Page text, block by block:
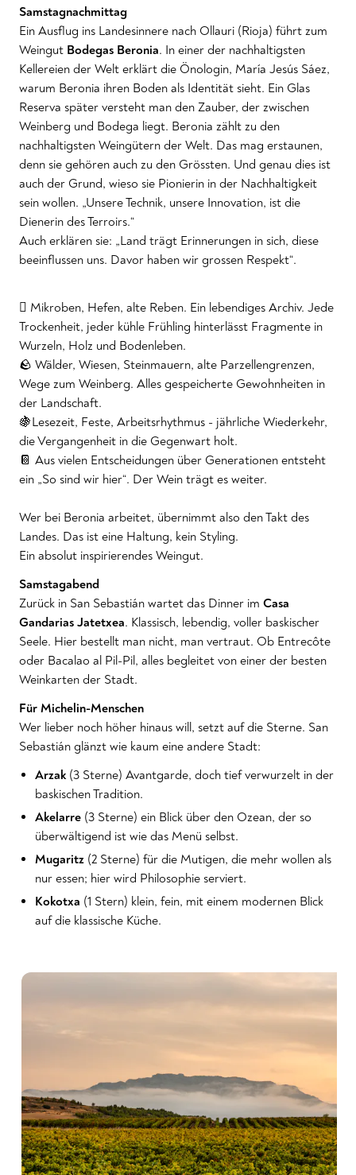
Samstagnachmittag
Ein Ausflug ins Landesinnere nach Ollauri (Rioja) führt zum
Weingut Bodegas Beronia. In einer der nachhaltigsten
Kellereien der Welt erklärt die Önologin, María Jesús Sáez,
warum Beronia ihren Boden als Identität sieht. Ein Glas
Reserva später versteht man den Zauber, der zwischen
Weinberg und Bodega liegt. Beronia zählt zu den
nachhaltigsten Weingütern der Welt. Das mag erstaunen,
denn sie gehören auch zu den Grössten. Und genau dies ist
auch der Grund, wieso sie Pionierin in der Nachhaltigkeit
sein wollen. „Unsere Technik, unsere Innovation, ist die
Dienerin des Terroirs.“
Auch erklären sie: „Land trägt Erinnerungen in sich, diese
beeinflussen uns. Davor haben wir grossen Respekt“.
🪾 Mikroben, Hefen, alte Reben. Ein lebendiges Archiv. Jede
Trockenheit, jeder kühle Frühling hinterlässt Fragmente in
Wurzeln, Holz und Bodenleben.
🪨 Wälder, Wiesen, Steinmauern, alte Parzellengrenzen,
Wege zum Weinberg. Alles gespeicherte Gewohnheiten in
der Landschaft.
🍇Lesezeit, Feste, Arbeitsrhythmus - jährliche Wiederkehr,
die Vergangenheit in die Gegenwart holt.
📔 Aus vielen Entscheidungen über Generationen entsteht
ein „So sind wir hier“. Der Wein trägt es weiter.
Wer bei Beronia arbeitet, übernimmt also den Takt des
Landes. Das ist eine Haltung, kein Styling.
Ein absolut inspirierendes Weingut.
Samstagabend
Zurück in San Sebastián wartet das Dinner im Casa
Gandarias Jatetxea. Klassisch, lebendig, voller baskischer
Seele. Hier bestellt man nicht, man vertraut. Ob Entrecôte
oder Bacalao al Pil-Pil, alles begleitet von einer der besten
Weinkarten der Stadt.
Für Michelin-Menschen
Wer lieber noch höher hinaus will, setzt auf die Sterne. San
Sebastián glänzt wie kaum eine andere Stadt:
Arzak(3 Sterne) Avantgarde, doch tief verwurzelt in der
baskischen Tradition.
Akelarre (3 Sterne) ein Blick über den Ozean, der so
überwältigend ist wie das Menü selbst.
Mugaritz (2 Sterne) für die Mutigen, die mehr wollen als
nur essen; hier wird Philosophie serviert.
Kokotxa (1 Stern) klein, fein, mit einem modernen Blick
auf die klassische Küche.